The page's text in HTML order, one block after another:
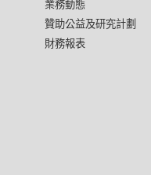
業務動態
贊助公益及研究計劃
財務報表